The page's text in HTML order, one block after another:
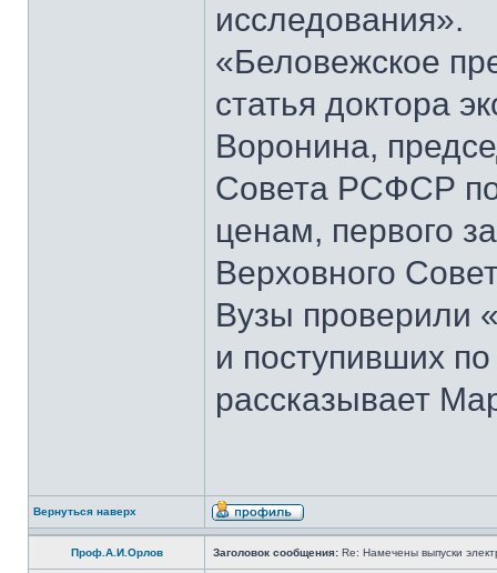
исследования».
«Беловежское
статья доктора
Воронина,
Совета РСФСР
ценам, первого
Верховного
Вузы проверили
и поступивших
рассказывает
Вернуться наверх
Проф.А.И.Орлов Заголовок сообщения: Re: Намечены выпуски